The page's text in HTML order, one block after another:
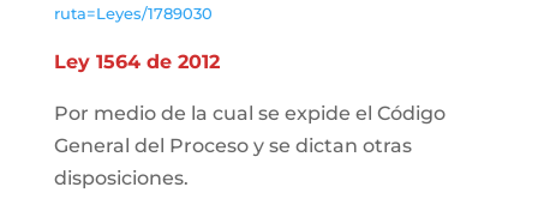
ruta=Leyes/1789030
Ley 1564 de 2012
Por medio de la cual se expide el Código
General del Proceso y se dictan otras
disposiciones.